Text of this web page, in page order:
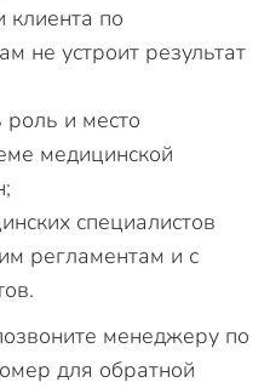
клиента по
не устроит результат
роль и место
медицинской
специалистов
регламентам и с
менеджеру по
для обратной